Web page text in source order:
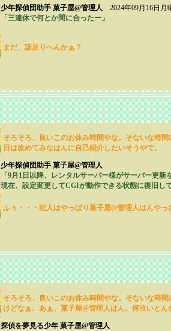
少年探偵団助手 菓子屋@管理人
2024年09月16日月
「三連休で何とか間に合ったー」
まだ、話足りへんかぁ？
そろそろ、良いこのお休み時間やな。そないな時
日は改めてみなはんに自己紹介したいそうやで。
少年探偵団助手 菓子屋@管理人
「9月1日以降、レンタルサーバー様がサーバー更
現在、設定変更してCGIが動作できる状態に復旧し
ふぅ・・・犯人はやっぱり菓子屋@管理人はんやっ
そろそろ、良いこのお休み時間やな。そないな時
けどなぁ。あぁ、菓子屋@管理人はん。何泣いとん
探偵を夢見る少年 菓子屋@管理人